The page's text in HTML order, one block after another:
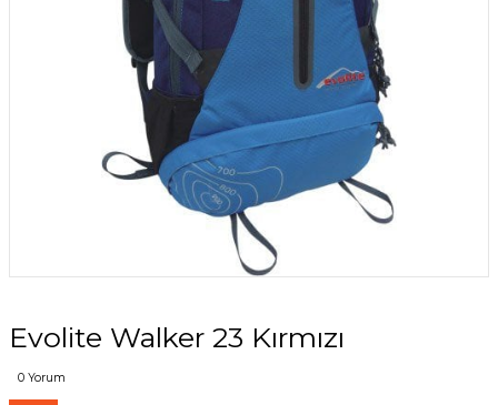
Evolite Walker 23 Kırmızı
0 Yorum